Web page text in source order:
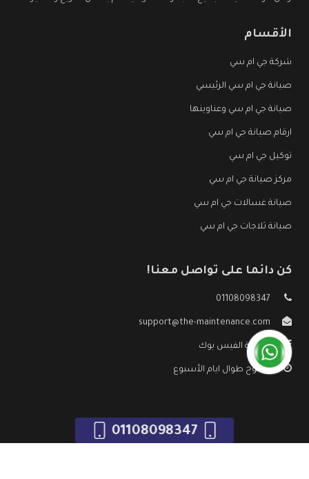
الأقسام
شركة جي ام سي
صيانة جي ام سي الرئيسي
صيانة جي ام سي وعناوينها
ارقام صيانة جي ام سي
توكيل جي ام سي
مركز صيانة جي ام سي
صيانة غسالات جي ام سي
صيانة ثلاجات جي ام سي
كن دائما على تواصل معنا!
01108098347
support@the-maintenance.com
صفحة الفيس بوك
مفتوح طوال ايام الأسبوع
01108098347